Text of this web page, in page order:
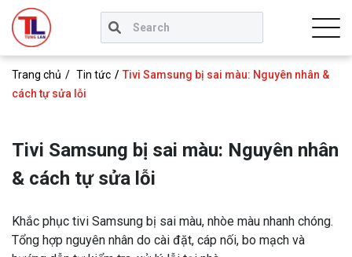
Trang chủ Tin tức
Tivi Samsung bị sai màu: Nguyên nhân &
cách tự sửa lỗi
Tivi Samsung bị sai màu: Nguyên nhân
& cách tự sửa lỗi
Khắc phục tivi Samsung bị sai màu, nhòe màu nhanh chóng.
Tổng hợp nguyên nhân do cài đặt, cáp nối, bo mạch và